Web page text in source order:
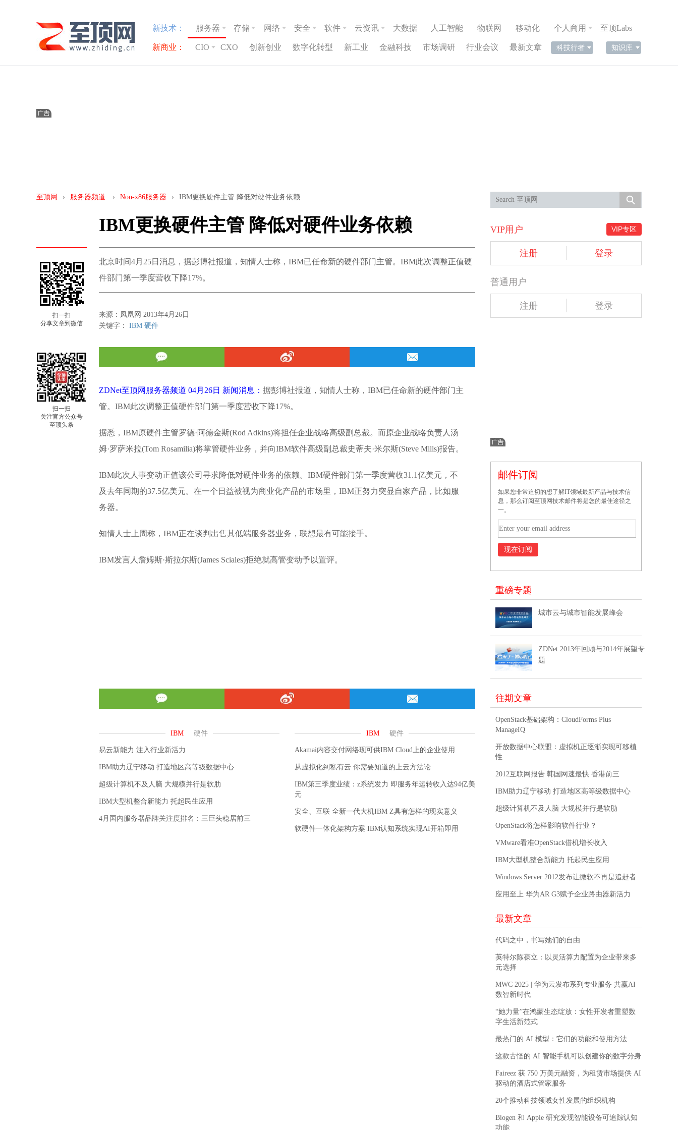
新技术： 服务器 存储 网络 安全 软件 云资讯 大数据 人工智能 物联网 移动化 个人商用 至顶Labs
新商业： CIO CXO 创新创业 数字化转型 新工业 金融科技 市场调研 行业会议 最新文章 科技行者 知识库
至顶网 › 服务器频道 › Non-x86服务器 › IBM更换硬件主管 降低对硬件业务依赖
IBM更换硬件主管 降低对硬件业务依赖
扫一扫
分享文章到微信
扫一扫
关注官方公众号
至顶头条
北京时间4月25日消息，据彭博社报道，知情人士称，IBM已任命新的硬件部门主管。IBM此次调整正值硬
件部门第一季度营收下降17%。
来源：凤凰网 2013年4月26日
关键字： IBM 硬件
ZDNet至顶网服务器频道 04月26日 新闻消息： 据彭博社报道，知情人士称，IBM已任命新的硬件部门主
管。IBM此次调整正值硬件部门第一季度营收下降17%。
据悉，IBM原硬件主管罗德·阿德金斯(Rod Adkins)将担任企业战略高级副总裁。而原企业战略负责人汤
姆·罗萨米拉(Tom Rosamilia)将掌管硬件业务，并向IBM软件高级副总裁史蒂夫·米尔斯(Steve Mills)报告。
IBM此次人事变动正值该公司寻求降低对硬件业务的依赖。IBM硬件部门第一季度营收31.1亿美元，不
及去年同期的37.5亿美元。在一个日益被视为商业化产品的市场里，IBM正努力突显自家产品，比如服
务器。
知情人士上周称，IBM正在谈判出售其低端服务器业务，联想最有可能接手。
IBM发言人詹姆斯·斯拉尔斯(James Sciales)拒绝就高管变动予以置评。
易云新能力 注入行业新活力
IBM助力辽宁移动 打造地区高等级数据中心
超级计算机不及人脑 大规模并行是软肋
IBM大型机整合新能力 托起民生应用
4月国内服务器品牌关注度排名：三巨头稳居前三
Akamai内容交付网络现可供IBM Cloud上的企业使用
从虚拟化到私有云 你需要知道的上云方法论
IBM第三季度业绩：z系统发力 即服务年运转收入达94亿美
元
安全、互联 全新一代大机IBM Z具有怎样的现实意义
软硬件一体化架构方案 IBM认知系统实现AI开箱即用
VIP专区
VIP用户
注册 登录
普通用户
注册 登录
邮件订阅
如果您非常迫切的想了解IT领域最新产品与技术信
息，那么订阅至顶网技术邮件将是您的最佳途径之
一。
重磅专题
城市云与城市智能发展峰会
ZDNet 2013年回顾与2014年展望专
题
往期文章
OpenStack基础架构：CloudForms Plus
ManageIQ
开放数据中心联盟：虚拟机正逐渐实现可移植
性
2012互联网报告 韩国网速最快 香港前三
IBM助力辽宁移动 打造地区高等级数据中心
超级计算机不及人脑 大规模并行是软肋
OpenStack将怎样影响软件行业？
VMware看准OpenStack借机增长收入
IBM大型机整合新能力 托起民生应用
Windows Server 2012发布让微软不再是追赶者
应用至上 华为AR G3赋予企业路由器新活力
最新文章
代码之中，书写她们的自由
英特尔陈葆立：以灵活算力配置为企业带来多
元选择
MWC 2025 | 华为云发布系列专业服务 共赢AI
数智新时代
“她力量”在鸿蒙生态绽放：女性开发者重塑数
字生活新范式
最热门的 AI 模型：它们的功能和使用方法
这款古怪的 AI 智能手机可以创建你的数字分身
Faireez 获 750 万美元融资，为租赁市场提供 AI
驱动的酒店式管家服务
20个推动科技领域女性发展的组织机构
Biogen 和 Apple 研究发现智能设备可追踪认知
功能